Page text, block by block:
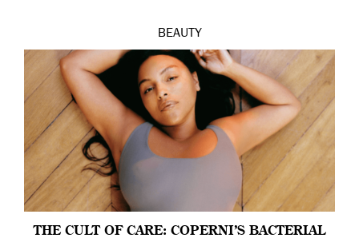
BEAUTY
THE CULT OF CARE: COPERNI’S BACTERIAL